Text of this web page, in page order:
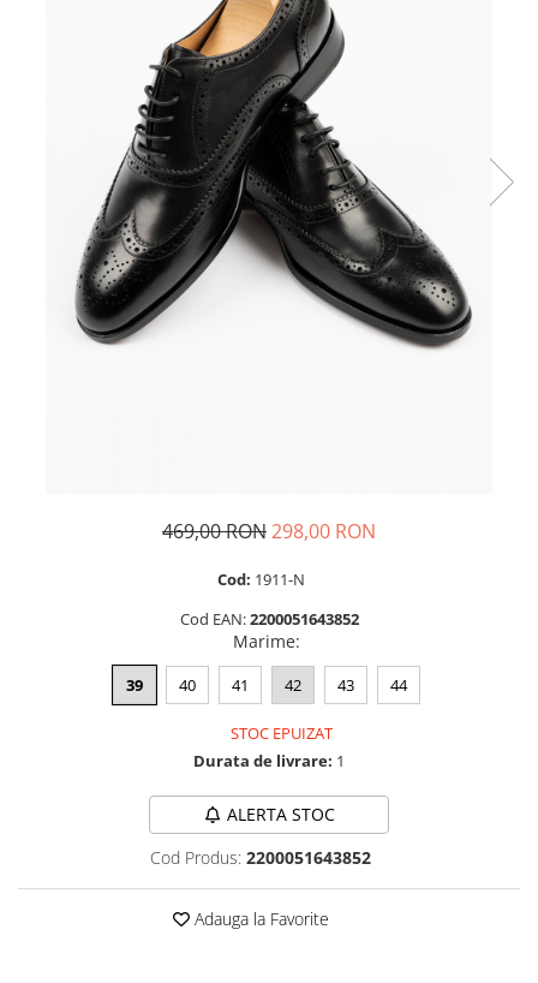
469,00 RON298,00 RON
Cod: 1911-N
Cod EAN:2200051643852
Marime:
39 40 41 42 43 44
STOC EPUIZAT
Durata de livrare: 1
ALERTA STOC
Cod Produs: 2200051643852
Adauga la Favorite